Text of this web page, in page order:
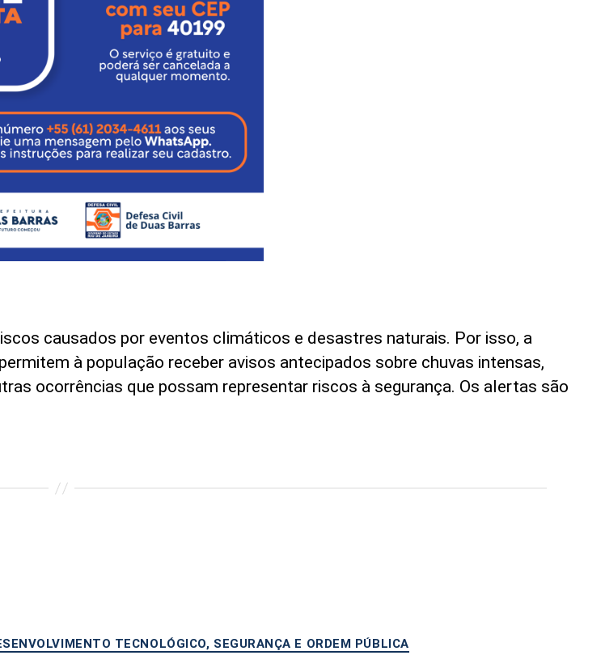
causados por eventos climáticos e desastres naturais. Por isso, a
à população receber avisos antecipados sobre chuvas intensas,
ocorrências que possam representar riscos à segurança. Os alertas são
CategoriasTECNOLÓGICO, SEGURANÇA E ORDEM PÚBLICA